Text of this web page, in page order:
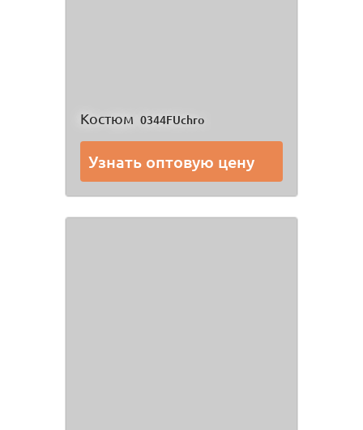
Костюм 0344FUchro
Узнать оптовую цену